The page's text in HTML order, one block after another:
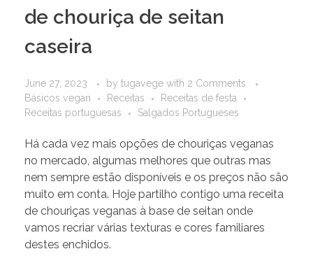
de chouriça de seitan
caseira
June 27, 2023 by tugavege with 2 Comments
Básicos vegan
Receitas
Receitas de festa
Receitas portuguesas
Salgados Portugueses
Há cada vez mais opções de chouriças veganas
no mercado, algumas melhores que outras mas
nem sempre estão disponíveis e os preços não são
muito em conta. Hoje partilho contigo uma receita
de chouriças veganas à base de seitan onde
vamos recriar várias texturas e cores familiares
destes enchidos.